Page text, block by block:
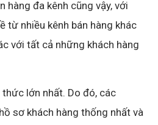
hàng đa kênh cũng vậy, với
từ nhiều kênh bán hàng khác
với tất cả những khách hàng
lớn nhất. Do đó, các
sơ khách hàng thống nhất và